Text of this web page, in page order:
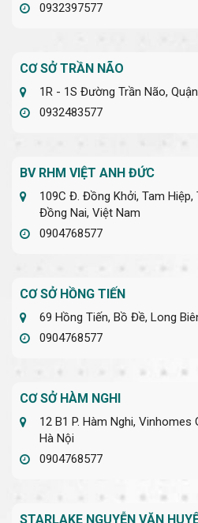
0932397577
CƠ SỞ TRẦN NÃO
1R - 1S Đường Trần Não, Quận
0932483577
BV RHM VIỆT ANH ĐỨC
109C Đ. Đồng Khởi, Tam Hiệp,
Đồng Nai, Việt Nam
0904768577
CƠ SỞ HỒNG TIẾN
69 Hồng Tiến, Bồ Đề, Long
0904768577
CƠ SỞ HÀM NGHI
12 B1 P. Hàm Nghi, Vinhomes
Hà Nội
0904768577
STARLAKE NGUYỄN VĂN